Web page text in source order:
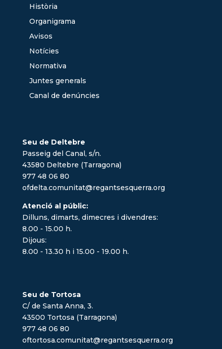
Història
Organigrama
Avisos
Notícies
Normativa
Juntes generals
Canal de denúncies
Seu de Deltebre
Passeig del Canal, s/n.
43580 Deltebre (Tarragona)
977 48 06 80
ofdelta.comunitat@regantsesquerra.org
Atenció al públic:
Dilluns, dimarts, dimecres i divendres:
8.00 - 15.00 h.
Dijous:
8.00 - 13.30 h i 15.00 - 19.00 h.
Seu de Tortosa
C/ de Santa Anna, 3.
43500 Tortosa (Tarragona)
977 48 06 80
oftortosa.comunitat@regantsesquerra.org